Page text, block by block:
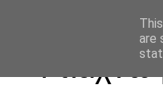
are